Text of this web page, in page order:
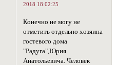
2018 18:02:25
Конечно не могу не
отметить отдельно хозяина
гостевого дома
"Радуга",Юрия
Анатольевича. Человек